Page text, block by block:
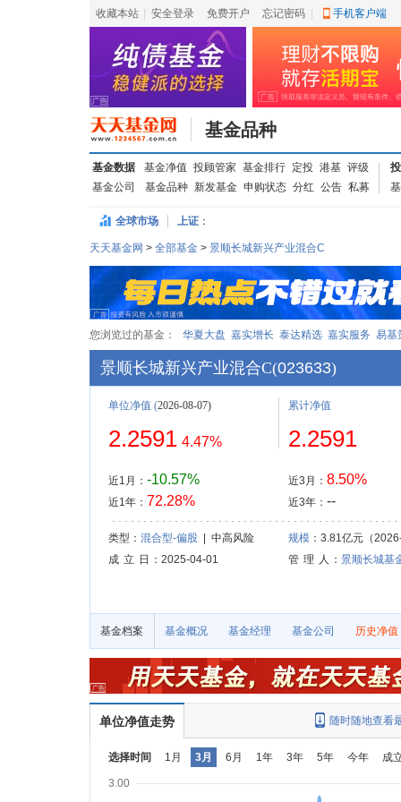
收藏本站 安全登录 免费开户 忘记密码 手机客户端
基金品种
基金数据 基金净值 投顾管家 基金排行 定投 港基 评级
基金公司
基金品种 新发基金 申购状态 分红 公告 私募
全球市场 上证：
天天基金网 > 全部基金 > 景顺长城新兴产业混合C
您浏览过的基金： 华夏大盘 嘉实增长 泰达精选 嘉实服务 易基
景顺长城新兴产业混合C(023633)
单位净值 (2026-08-07)
2.2591 4.47%
近1月： -10.57%
近1年： 72.28%
累计净值
2.2591
近3月： 8.50%
近3年： --
类型： 混合型-偏股| 中高风险 规模：3.81亿元（
成 立 日
：2025-04-01 管 理 人 ： 景顺长城基
基金档案 基金概况 基金经理 基金公司 历史净值
单位净值走势 随时随地查看
选择时间 1月 3月 6月 1年 3年 5年 今年 成
3.00